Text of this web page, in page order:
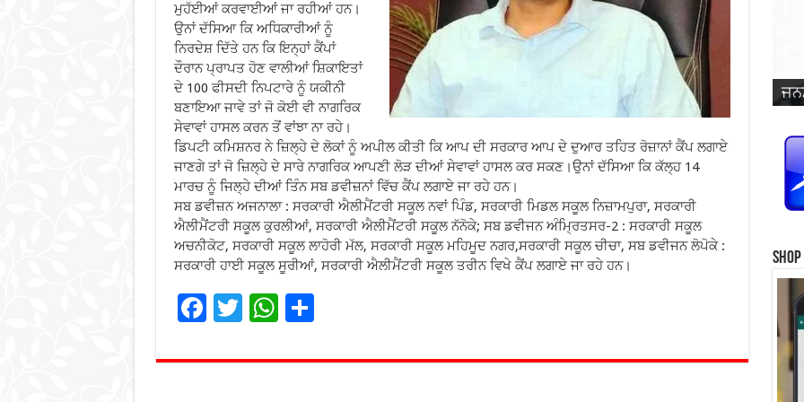
ਮੁਹੱਈਆਂ ਕਰਵਾਈਆਂ ਜਾ ਰਹੀਆਂ ਹਨ।
ਉਨਾਂ ਦੱਸਿਆ ਕਿ ਅਧਿਕਾਰੀਆਂ ਨੂੰ
ਨਿਰਦੇਸ਼ ਦਿੱਤੇ ਹਨ ਕਿ ਇਨ੍ਹਾਂ ਕੈਂਪਾਂ
ਦੌਰਾਨ ਪ੍ਰਾਪਤ ਹੋਣ ਵਾਲੀਆਂ ਸ਼ਿਕਾਇਤਾਂ
ਦੇ 100 ਫੀਸਦੀ ਨਿਪਟਾਰੇ ਨੂੰ ਯਕੀਨੀ
ਬਣਾਇਆ ਜਾਵੇ ਤਾਂ ਜੋ ਕੋਈ ਵੀ ਨਾਗਰਿਕ
ਸੇਵਾਵਾਂ ਹਾਸਲ ਕਰਨ ਤੋਂ ਵਾਂਝਾ ਨਾ ਰਹੇ।
ਡਿਪਟੀ ਕਮਿਸ਼ਨਰ ਨੇ ਜ਼ਿਲ੍ਹੇ ਦੇ ਲੋਕਾਂ ਨੂੰ ਅਪੀਲ ਕੀਤੀ ਕਿ ਆਪ ਦੀ ਸਰਕਾਰ ਆਪ ਦੇ ਦੁਆਰ ਤਹਿਤ ਰੋਜ਼ਾਨਾਂ ਕੈਂਪ ਲਗਾਏ
ਜਾਣਗੇ ਤਾਂ ਜੋ ਜ਼ਿਲ੍ਹੇ ਦੇ ਸਾਰੇ ਨਾਗਰਿਕ ਆਪਣੀ ਲੋੜ ਦੀਆਂ ਸੇਵਾਵਾਂ ਹਾਸਲ ਕਰ ਸਕਣ।ਉਨਾਂ ਦੱਸਿਆ ਕਿ ਕੱਲ੍ਹ 14
ਮਾਰਚ ਨੂੰ ਜਿਲ੍ਹੇ ਦੀਆਂ ਤਿੰਨ ਸਬ ਡਵੀਜ਼ਨਾਂ ਵਿੱਚ ਕੈਂਪ ਲਗਾਏ ਜਾ ਰਹੇ ਹਨ।
ਸਬ ਡਵੀਜ਼ਨ ਅਜਨਾਲਾ : ਸਰਕਾਰੀ ਐਲੀਮੈਂਟਰੀ ਸਕੂਲ ਨਵਾਂ ਪਿੰਡ, ਸਰਕਾਰੀ ਮਿਡਲ ਸਕੂਲ ਨਿਜ਼ਾਮਪੁਰਾ, ਸਰਕਾਰੀ
ਐਲੀਮੈਂਟਰੀ ਸਕੂਲ ਕੁਰਲੀਆਂ, ਸਰਕਾਰੀ ਐਲੀਮੈਂਟਰੀ ਸਕੂਲ ਨੱਨੋਕੇ; ਸਬ ਡਵੀਜਨ ਅੰਮ੍ਰਿਤਸਰ-2 : ਸਰਕਾਰੀ ਸਕੂਲ
ਅਚਨੀਕੋਟ, ਸਰਕਾਰੀ ਸਕੂਲ ਲਾਹੋਰੀ ਮੱਲ, ਸਰਕਾਰੀ ਸਕੂਲ ਮਹਿਮੂਦ ਨਗਰ,ਸਰਕਾਰੀ ਸਕੂਲ ਚੀਚਾ, ਸਬ ਡਵੀਜਨ ਲੋਪੋਕੇ :
ਸਰਕਾਰੀ ਹਾਈ ਸਕੂਲ ਸੂਰੀਆਂ, ਸਰਕਾਰੀ ਐਲੀਮੈਂਟਰੀ ਸਕੂਲ ਤਰੀਨ ਵਿਖੇ ਕੈਂਪ ਲਗਾਏ ਜਾ ਰਹੇ ਹਨ।
F
e
T
tt
W
at
S
ar